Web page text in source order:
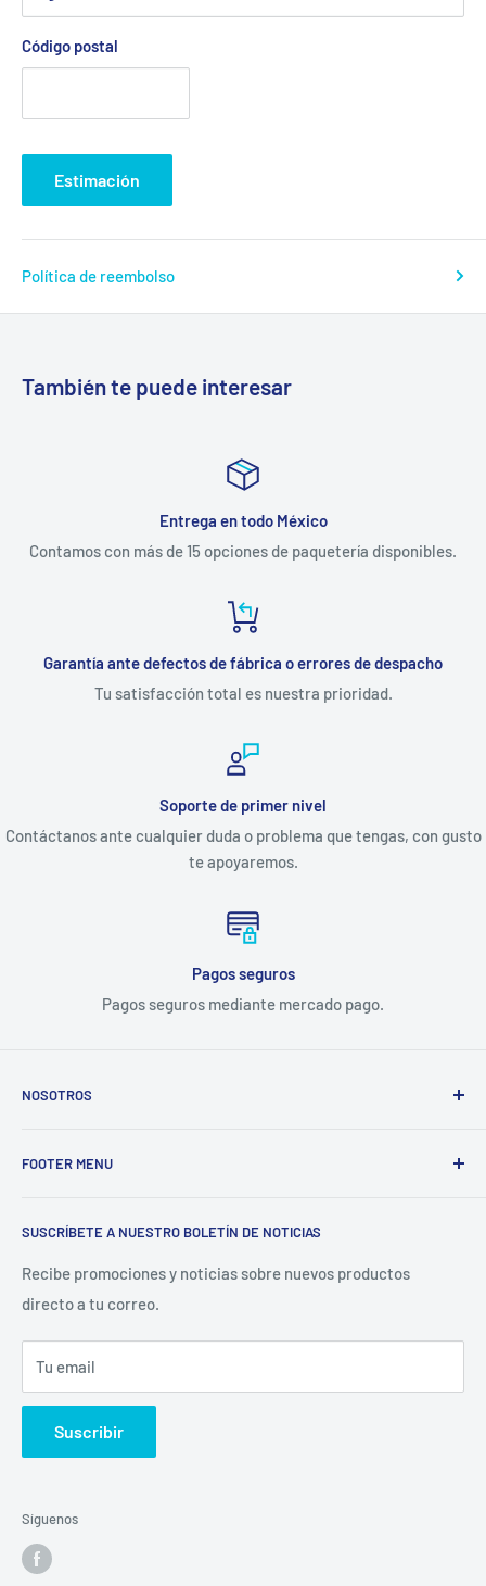
Código postal
Estimación
Política de reembolso
También te puede interesar
Entrega en todo México
Contamos con más de 15 opciones de paquetería disponibles.
Garantía ante defectos de fábrica o errores de despacho
Tu satisfacción total es nuestra prioridad.
Soporte de primer nivel
Contáctanos ante cualquier duda o problema que tengas, con gusto
te apoyaremos.
Pagos seguros
Pagos seguros mediante mercado pago.
NOSOTROS
de ofrecer refacciones para aparatos electrodomésticos y
restaurantera e industrial.
FOOTER MENU
Catálogo
La Empresa
Contacto
Sucursales
Buscar
SUSCRÍBETE A NUESTRO BOLETÍN DE NOTICIAS
Recibe promociones y noticias sobre nuevos productos
directo a tu correo.
Tu email
Suscribir
Síguenos